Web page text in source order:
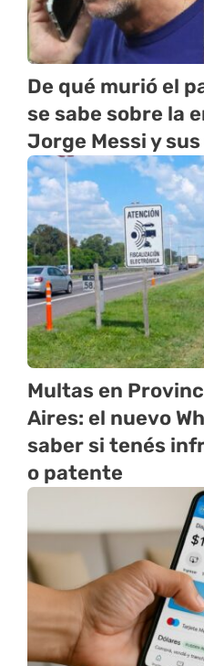
De qué murió el
se sabe sobre la
Jorge Messi y
Multas en
Aires: el nuevo
saber si tenés
o patente